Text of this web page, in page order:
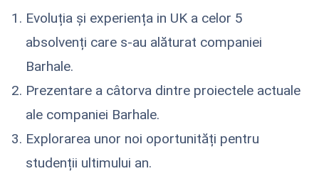
Evoluția și experiența in UK a celor 5
absolvenți care s-au alăturat companiei
Barhale.
Prezentare a câtorva dintre proiectele actuale
ale companiei Barhale.
Explorarea unor noi oportunități pentru
studenții ultimului an.